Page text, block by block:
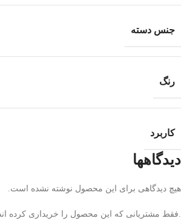
جنس دسته
رنگ
کاربرد
دیدگاهها
هیچ دیدگاهی برای این محصول نوشته نشده است.
.فقط مشتریانی که این محصول را خریداری کرده